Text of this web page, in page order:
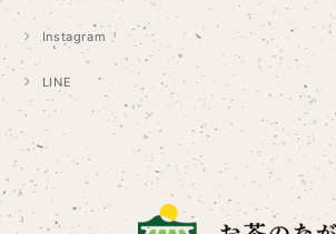
Instagram
LINE